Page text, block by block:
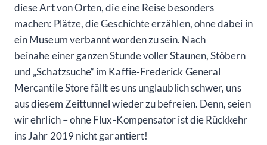
diese Art von Orten, die eine Reise besonders
machen: Plätze, die Geschichte erzählen, ohne dabei in
ein Museum verbannt worden zu sein. Nach
beinahe einer ganzen Stunde voller Staunen, Stöbern
und „Schatzsuche“ im Kaffie-Frederick General
Mercantile Store fällt es uns unglaublich schwer, uns
aus diesem Zeittunnel wieder zu befreien. Denn, seien
wir ehrlich – ohne Flux-Kompensator ist die Rückkehr
ins Jahr 2019 nicht garantiert!